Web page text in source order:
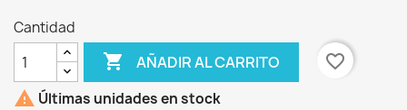
Cantidad
 AÑADIR AL CARRITO
favorite_border
 Últimas unidades en stock